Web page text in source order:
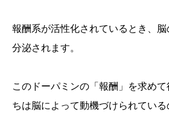
報酬系が活性化されているとき、
分泌されます。
このドーパミンの「報酬」を求め
ちは脳によって動機づけられてい